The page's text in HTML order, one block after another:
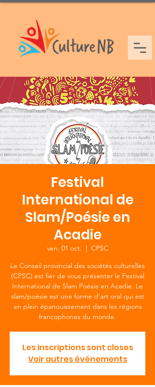
Festival
International de
Slam/Poésie en
Acadie
ven. 01 oct.
  |
CPSC
Le Conseil provincial des sociétés culturelles
(CPSC) est fier de vous présenter le Festival
International de Slam Poésie en Acadie. Le
slam/poésie est une forme d’art oral qui est
en plein épanouissement dans les régions
francophones du monde.
Les inscriptions sont closes
Voir autres événements